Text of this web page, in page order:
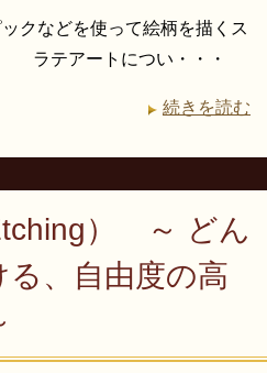
クなどを使って絵柄を描くス
ラテアートについ・・・
続きを読む
） ～ どん
、自由度の高